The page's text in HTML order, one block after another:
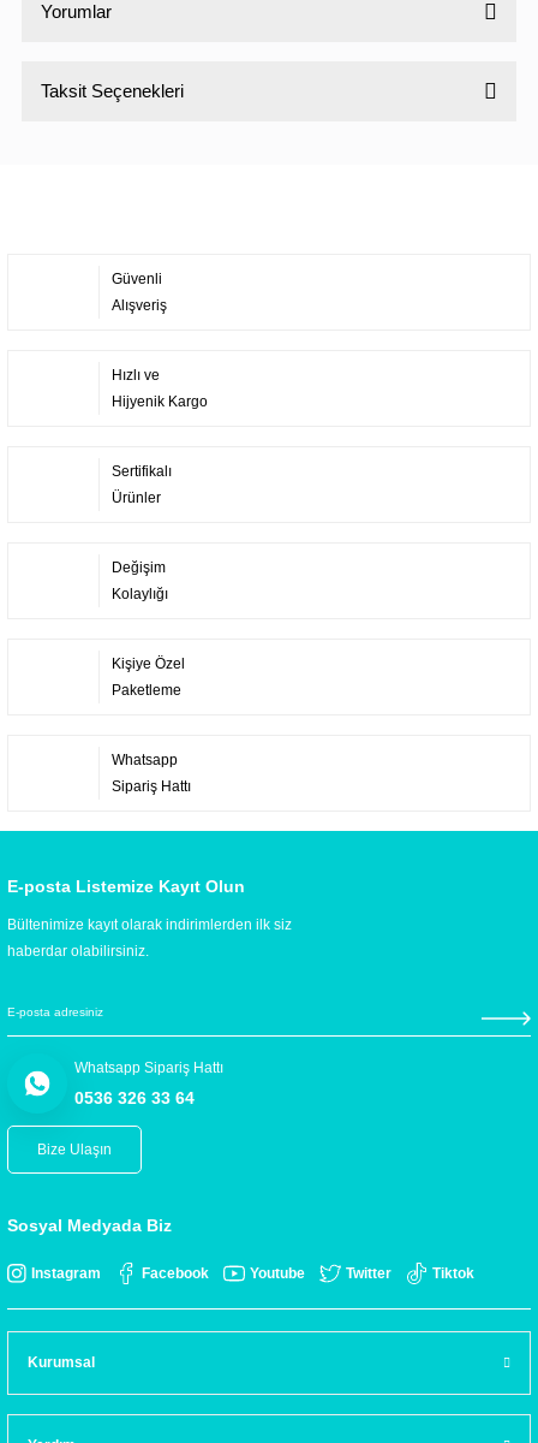
Yorumlar
Taksit Seçenekleri
Güvenli
Alışveriş
Hızlı ve
Hijyenik Kargo
Sertifikalı
Ürünler
Değişim
Kolaylığı
Kişiye Özel
Paketleme
Whatsapp
Sipariş Hattı
E-posta Listemize Kayıt Olun
Bültenimize kayıt olarak indirimlerden ilk siz
haberdar olabilirsiniz.
Whatsapp Sipariş Hattı
0536 326 33 64
Bize Ulaşın
Sosyal Medyada Biz
Instagram Facebook Youtube Twitter Tiktok
Kurumsal